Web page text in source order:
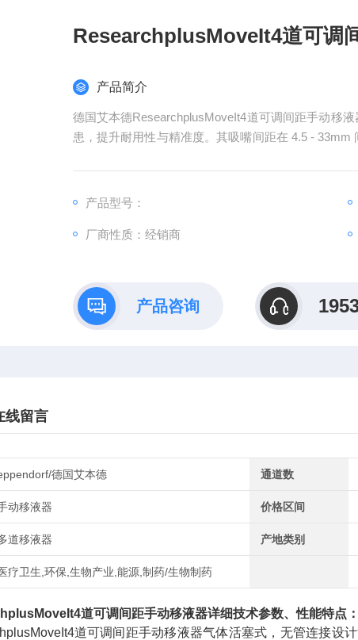
ResearchplusMoveIt4道可调
产品简介
德国艾本德ResearchplusMoveIt4道可调间距手动移
患，提升耐用性与精准度。其吸嘴间距在 4.5 -
糖凝胶等多种实验载体。手动调节旋钮，能平稳无
产品型号：
厂商性质：经销商
产品咨询
线留言
德国艾本德 通道数
动移液器 价格区间
道移液器 产地类别
疗卫生,环保,生物产业,能源,制药/生物制药
道可调间距手动移液器详细技术参数、性能特点：
道可调间距手动移液器气体活塞式，无管连接设